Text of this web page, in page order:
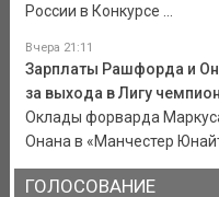
России в Конкурсе ...
Вчера 21:11
Зарплаты Рашфорда и
за выхода в Лигу
Оклады форварда
Онана в «Манчестер
ГОЛОСОВАНИЕ